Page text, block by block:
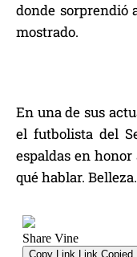
donde sorprendió
mostrado.
En una de sus
el futbolista del
espaldas en
qué hablar. Belleza.